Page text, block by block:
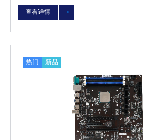
KOS/UOS桌面操作系统，适用于党
查看详情
热门 新品